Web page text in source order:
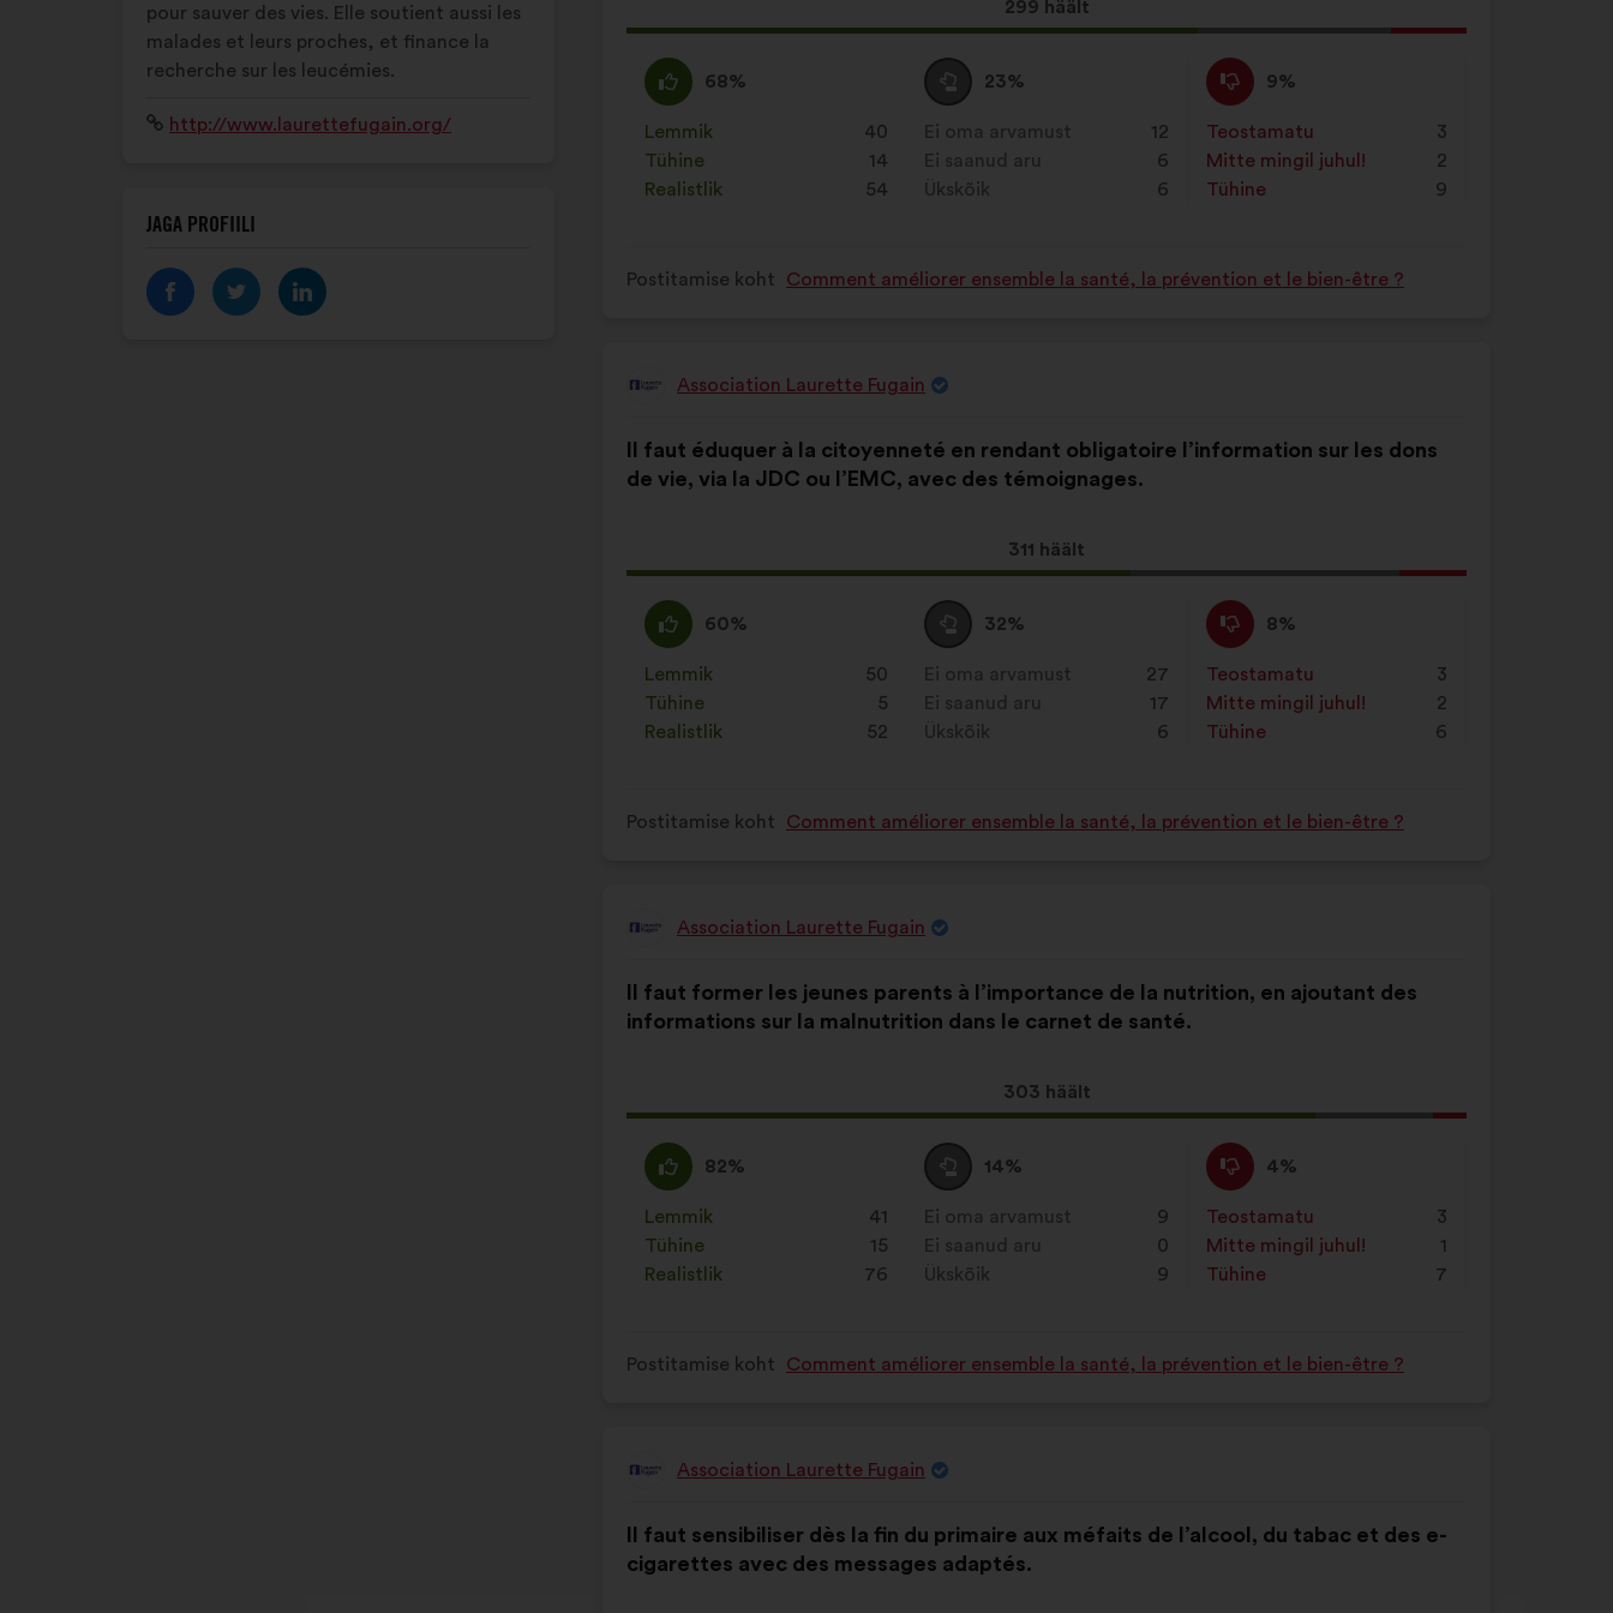
pour sauver des vies. Elle soutient aussi les
malades et leurs proches, et finance la
recherche sur les leucémies.
Veebisait:
http://www.laurettefugain.org/
JAGA PROFIILI
Selle
ettepaneku
299 häält
Olen
nõus
:
68%
See
ettepanek
kvalifitseeriti
järgmiselt:
Lemmik 40
korda
Tühine
: 14
korda
Realistlik
: 54
korda
Olen
erapooletu
:
23%
See
ettepanek
kvalifitseeriti
järgmiselt:
Ei oma arvamust
: 12
korda
Ei saanud aru
: 6
korda
Ükskõik
6
korda
Ei
ole
nõus
:
9%
See
ettepanek
kvalifitseeriti
järgmiselt:
Teostamatu
: 3
korda
Mitte mingil juhul!
: 2
korda
Tühine
: 9
korda
Postitamise koht Comment améliorer ensemble la santé, la prévention et le bien-être ?
Ettepaneku
Association Laurette Fugain
sisu:
Il faut éduquer à la citoyenneté en rendant obligatoire l’information sur les dons
de vie, via la JDC ou l’EMC, avec des témoignages.
Selle
ettepaneku
311 häält
jaotus:
Olen
nõus
:
60%
See
ettepanek
kvalifitseeriti
järgmiselt:
Lemmik 50
korda
Tühine
: 5
korda
Realistlik
: 52
korda
Olen
erapooletu
:
32%
See
ettepanek
kvalifitseeriti
järgmiselt:
Ei oma arvamust
: 27
korda
Ei saanud aru
: 17
korda
Ükskõik
6
korda
Ei
ole
nõus
:
8%
See
ettepanek
kvalifitseeriti
järgmiselt:
Teostamatu
: 3
korda
Mitte mingil juhul!
: 2
korda
Tühine
: 6
korda
Postitamise koht Comment améliorer ensemble la santé, la prévention et le bien-être ?
Ettepaneku
Association Laurette Fugain
sisu:
Il faut former les jeunes parents à l’importance de la nutrition, en ajoutant des
informations sur la malnutrition dans le carnet de santé.
Selle
ettepaneku
303 häält
jaotus:
Olen
nõus
:
82%
See
ettepanek
kvalifitseeriti
järgmiselt:
Lemmik 41
korda
Tühine
: 15
korda
Realistlik
: 76
korda
Olen
erapooletu
:
14%
See
ettepanek
kvalifitseeriti
järgmiselt:
Ei oma arvamust
: 9
korda
Ei saanud aru
: 0
korda
Ükskõik
9
korda
Ei
ole
nõus
:
4%
See
ettepanek
kvalifitseeriti
järgmiselt:
Teostamatu
: 3
korda
Mitte mingil juhul!
: 1
korda
Tühine
: 7
korda
Postitamise koht Comment améliorer ensemble la santé, la prévention et le bien-être ?
Ettepaneku
Association Laurette Fugain
sisu:
Il faut sensibiliser dès la fin du primaire aux méfaits de l’alcool, du tabac et des e-
cigarettes avec des messages adaptés.
jaotus: